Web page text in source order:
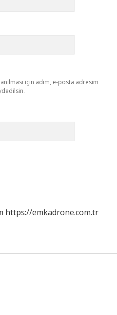
için adım, e-posta adresim
https://emkadrone.com.tr